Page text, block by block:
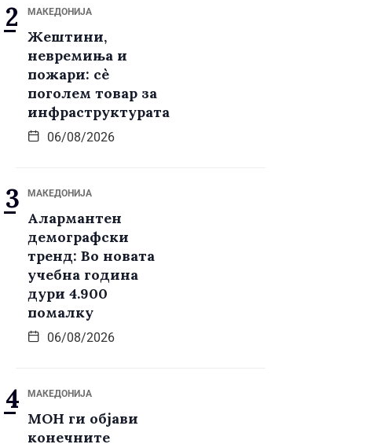
МАКЕДОНИЈА
Жештини,
невремиња и
пожари: сè
поголем товар за
инфраструктурата
06/08/2026
МАКЕДОНИЈА
Алармантен
демографски
тренд: Во новата
учебна година
дури 4.900
помалку
06/08/2026
МАКЕДОНИЈА
МОН ги објави
конечните